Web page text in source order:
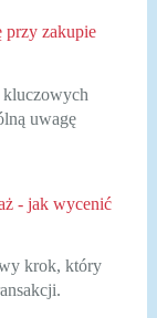
przy zakupie
uwagę
- jak wycenić
krok, który